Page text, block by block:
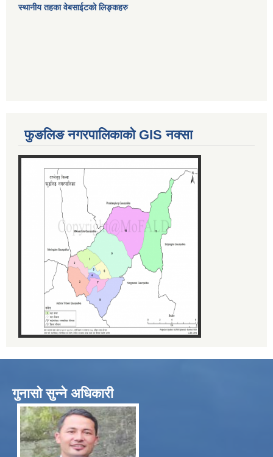
स्थानीय तहका वेबसाईटको लिङ्कहरु
फुङलिङ नगरपालिकाको GIS नक्सा
गुनासो सुन्ने अधिकारी